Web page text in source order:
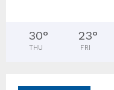
30°
THU
23°
FRI